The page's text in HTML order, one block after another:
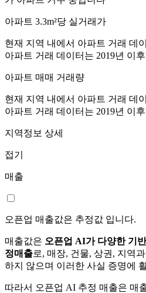
아파트 3.3m²당 실거래가
현재 지역 내에서 아파트 거래 데
아파트 거래 데이터는 2019년 이
아파트 매매 거래량
현재 지역 내에서 아파트 거래 데
아파트 거래 데이터는 2019년 이
지역정보 상세
접기
매출
오픈업 매출값은 추정값 입니다.
매출값은 오픈업 AI가 다양한 기
정매출로, 매장, 건물, 상권, 지역
하지 않으며 이러한 사실 증명에
따라서 오픈업 AI 추정 매출은 매